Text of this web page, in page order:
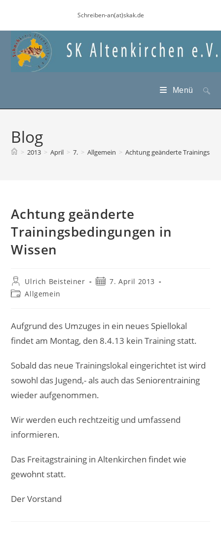
springen
Schreiben-an(at)skak.de
Menü
Blog
> 2013 > April > 7. > Allgemein > Achtung geänderte
Achtung geänderte
Trainingsbedingungen in
Wissen
Beitrags-
Autor:
Ulrich Beisteiner
Beitrag7. April 2013
Beitrags-
Allgemein
Aufgrund des Umzuges in ein neues Spiellokal
findet am Montag, den 8.4.13 kein Training statt.
Sobald das neue Trainingslokal eingerichtet ist wird
sowohl das Jugend,- als auch das Seniorentraining
wieder aufgenommen.
Wir werden euch rechtzeitig und umfassend
informieren.
Das Freitagstraining in Altenkirchen findet wie
gewohnt statt.
Der Vorstand